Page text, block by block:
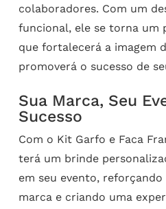
colaboradores. Com um
funcional, ele se torna um
que fortalecerá a imagem
promoverá o sucesso de
Sua Marca, Seu
Sucesso
Com o Kit Garfo e Faca
terá um brinde
em seu evento, reforçando
marca e criando uma